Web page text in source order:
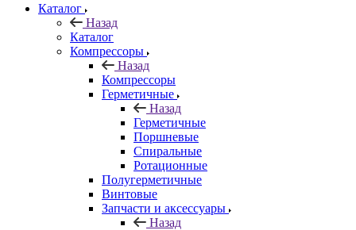
Каталог
Назад
Каталог
Компрессоры
Назад
Компрессоры
Герметичные
Назад
Герметичные
Поршневые
Спиральные
Ротационные
Полугерметичные
Винтовые
Запчасти и аксессуары
Назад